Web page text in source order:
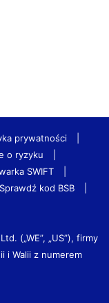
prywatności
o ryzyku
SWIFT
Sprawdź kod BSB
(„WE”, „US”), firmy
i Walii z numerem